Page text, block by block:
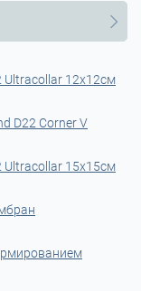
Ultracollar 12x12см
D22 Corner V
Ultracollar 15x15см